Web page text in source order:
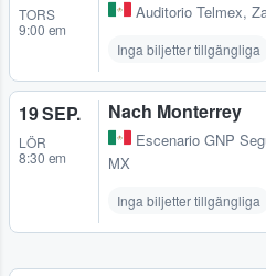
TORS
9:00 em
Auditorio Telmex,
Inga biljetter tillgängliga
19 SEP.
LÖR
8:30 em
Nach Monterrey
Escenario GNP
MX
Inga biljetter tillgängliga